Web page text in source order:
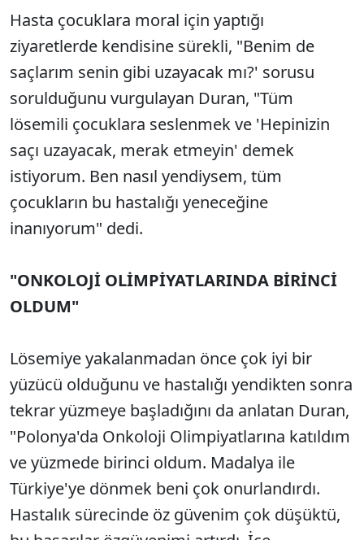
Hasta çocuklara moral için yaptığı
ziyaretlerde kendisine sürekli, "Benim de
saçlarım senin gibi uzayacak mı?' sorusu
sorulduğunu vurgulayan Duran, "Tüm
lösemili çocuklara seslenmek ve 'Hepinizin
saçı uzayacak, merak etmeyin' demek
istiyorum. Ben nasıl yendiysem, tüm
çocukların bu hastalığı yeneceğine
inanıyorum" dedi.
"ONKOLOJİ OLİMPİYATLARINDA BİRİNCİ
OLDUM"
Lösemiye yakalanmadan önce çok iyi bir
yüzücü olduğunu ve hastalığı yendikten sonra
tekrar yüzmeye başladığını da anlatan Duran,
"Polonya'da Onkoloji Olimpiyatlarına katıldım
ve yüzmede birinci oldum. Madalya ile
Türkiye'ye dönmek beni çok onurlandırdı.
Hastalık sürecinde öz güvenim çok düşüktü,